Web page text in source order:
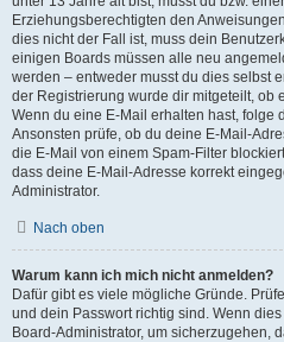
Erziehungsberechtigten den
dies nicht der Fall ist, muss dein
einigen Boards müssen alle neu
werden – entweder musst du dies selbst
der Registrierung wurde dir mitgeteilt, ob
Wenn du eine E-Mail erhalten hast, folge
Ansonsten prüfe, ob du deine E-Mail-
die E-Mail von einem Spam-Filter
dass deine E-Mail-Adresse korrekt
Administrator.
Nach oben
Warum kann ich mich nicht anmelden?
Dafür gibt es viele mögliche Gründe.
und dein Passwort richtig sind. Wenn
Board-Administrator, um sicherzugehen,